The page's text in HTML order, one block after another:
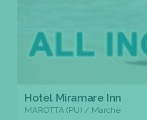
Hotel Miramare Inn
MAROTTA (PU) / Marche